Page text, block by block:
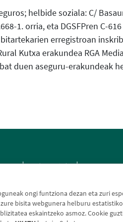
ongi funtziona dezan eta zuri
bisita webgunera helburu
eskaintzeko asmoz. Cookie
helbide soziala: C/
1. orria, eta DGSFPren C-
erregistroan
Kutxa erakundea RGA
duen aseguru-erakundeak
Cookien politika Datuen